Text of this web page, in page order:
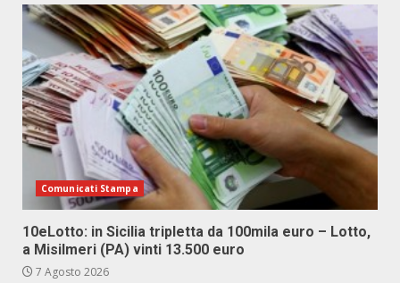
Comunicati Stampa
10eLotto: in Sicilia tripletta da 100mila euro – Lotto,
a Misilmeri (PA) vinti 13.500 euro
7 Agosto 2026